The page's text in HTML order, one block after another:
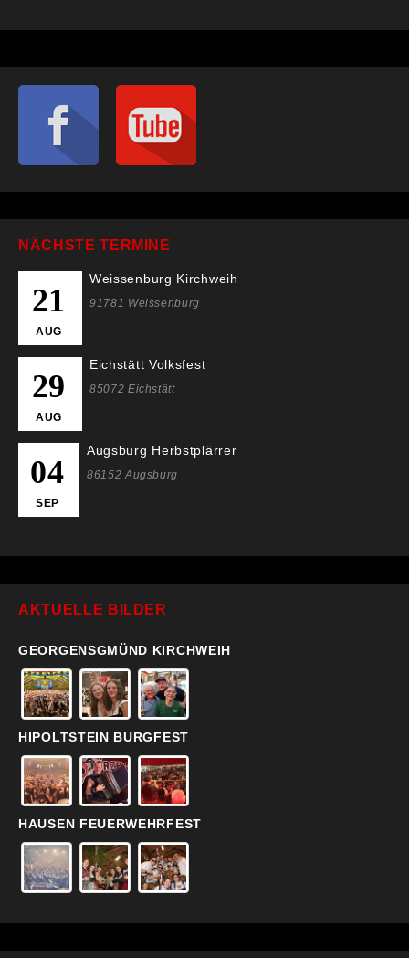
NÄCHSTE TERMINE
21
AUG
Weissenburg Kirchweih
91781 Weissenburg
29
AUG
Eichstätt Volksfest
85072 Eichstätt
04
SEP
Augsburg Herbstplärrer
86152 Augsburg
AKTUELLE BILDER
GEORGENSGMÜND KIRCHWEIH
HIPOLTSTEIN BURGFEST
HAUSEN FEUERWEHRFEST